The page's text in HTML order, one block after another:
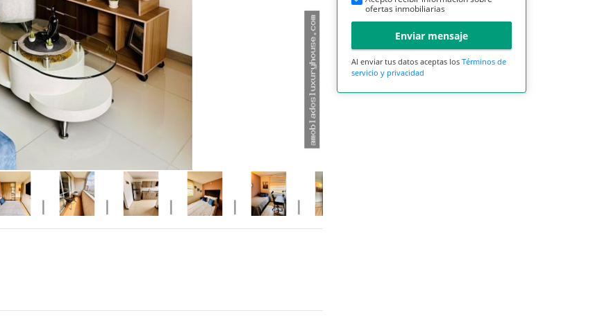
ofertas inmobiliarias
Enviar mensaje
Al enviar tus datos aceptas los Términos de
servicio y privacidad